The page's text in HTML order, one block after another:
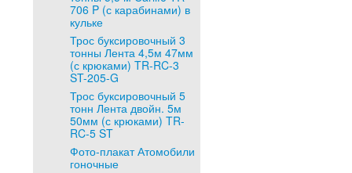
706 P (с карабинами) в
кульке
Трос буксировочный 3
тонны Лента 4,5м 47мм
(с крюками) TR-RC-3
ST-205-G
Трос буксировочный 5
тонн Лента двойн. 5м
50мм (с крюками) TR-
RC-5 ST
Фото-плакат Атомобили
гоночные